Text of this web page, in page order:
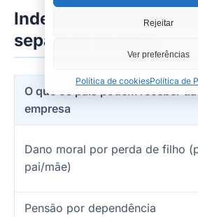
Rejeitar
Ver preferências
Política de cookiesPolítica de
Indenização contra a
separada do INSS
O que os pais podem receber da
empresa
Dano moral por perda de filho
pai/mãe)
Pensão por dependência